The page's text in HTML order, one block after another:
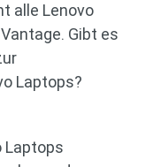
alle Lenovo
Gibt es
Laptops?
Laptops